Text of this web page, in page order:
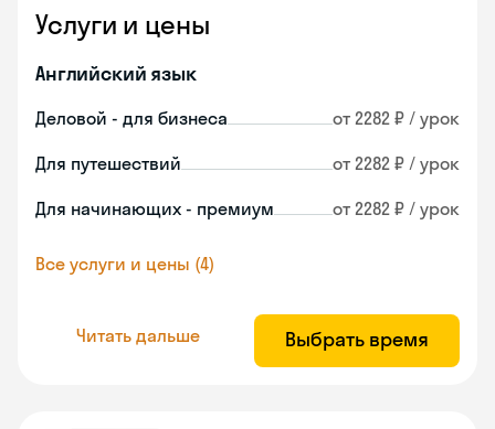
Услуги и цены
Английский язык
Деловой - для бизнеса от 2282 ₽ / урок
Для путешествий от 2282 ₽ / урок
Для начинающих - премиум от 2282 ₽ / урок
Все услуги и цены (4)
Читать дальше Выбрать время